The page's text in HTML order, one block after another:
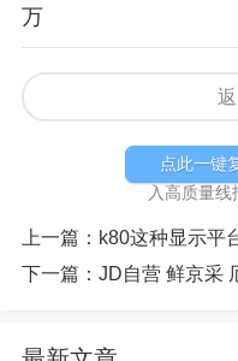
万
点此一键
入高质量
上一篇： k80这种显示平
下一篇： JD自营 鲜京采